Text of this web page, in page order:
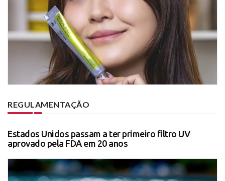
REGULAMENTAÇÃO
Estados Unidos passam a ter primeiro filtro UV
aprovado pela FDA em 20 anos